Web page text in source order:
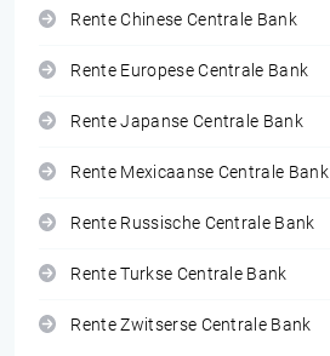
Rente Chinese Centrale Bank
Rente Europese Centrale Bank
Rente Japanse Centrale Bank
Rente Mexicaanse Centrale Bank
Rente Russische Centrale Bank
Rente Turkse Centrale Bank
Rente Zwitserse Centrale Bank